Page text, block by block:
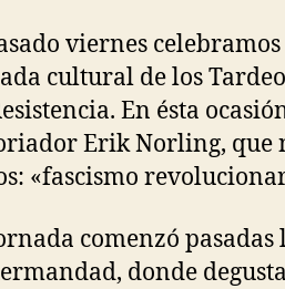
viernes
cultural de los
En ésta
Erik Norling, que
«fascismo
comenzó
donde